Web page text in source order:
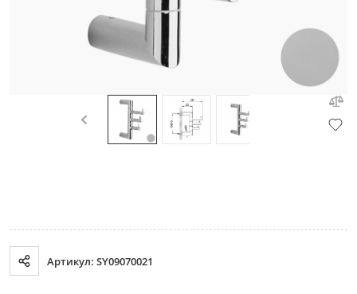
Артикул: SY09070021